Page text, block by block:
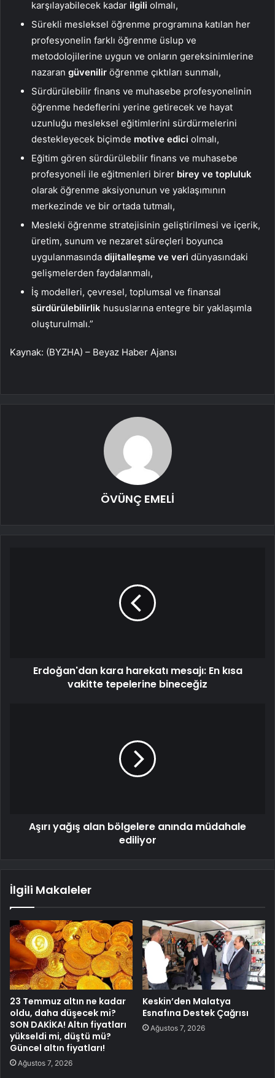
karşılayabilecek kadar ilgili olmalı,
Sürekli mesleksel öğrenme programına katılan her
profesyonelin farklı öğrenme üslup ve
metodolojilerine uygun ve onların gereksinimlerine
nazaran güvenilir öğrenme çıktıları sunmalı,
Sürdürülebilir finans ve muhasebe profesyonelinin
öğrenme hedeflerini yerine getirecek ve hayat
uzunluğu mesleksel eğitimlerini sürdürmelerini
destekleyecek biçimde motive edici olmalı,
Eğitim gören sürdürülebilir finans ve muhasebe
profesyoneli ile eğitmenleri birer birey ve topluluk
olarak öğrenme aksiyonunun ve yaklaşımının
merkezinde ve bir ortada tutmalı,
Mesleki öğrenme stratejisinin geliştirilmesi ve içerik,
üretim, sunum ve nezaret süreçleri boyunca
uygulanmasında dijitalleşme ve veri dünyasındaki
gelişmelerden faydalanmalı,
İş modelleri, çevresel, toplumsal ve finansal
sürdürülebilirlik hususlarına entegre bir yaklaşımla
oluşturulmalı.”
Kaynak: (BYZHA) – Beyaz Haber Ajansı
ÖVÜNÇ EMELİ
Erdoğan'dan kara harekatı mesajı: En kısa
vakitte tepelerine bineceğiz
Aşırı yağış alan bölgelere anında müdahale
ediliyor
İlgili Makaleler
23 Temmuz altın ne kadar
oldu, daha düşecek mi?
SON DAKİKA! Altın fiyatları
yükseldi mi, düştü mü?
Güncel altın fiyatları!
Ağustos 7, 2026
Keskin’den Malatya
Esnafına Destek Çağrısı
Ağustos 7, 2026